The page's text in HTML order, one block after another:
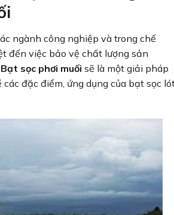
ngành công nghiệp và trong chế
đến việc bảo vệ chất lượng sản
Bạt sọc phơi muối sẽ là một giải pháp
đặc điểm, ứng dụng của bạt sọc